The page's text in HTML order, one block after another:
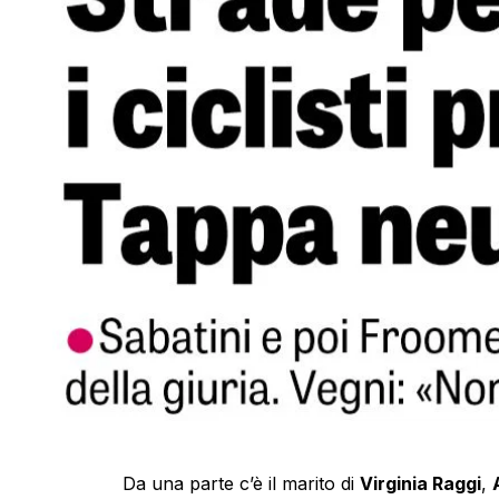
Da una parte c’è il marito di Virginia Raggi,